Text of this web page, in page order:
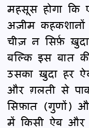
महसूस होगा कि
अज़ीम
चीज़ न सिर्फ़
बल्कि इस बात
उसका ख़ुदा हर
और ग़लती से
सिफ़ात (गुणों)
में किसी ऐब और